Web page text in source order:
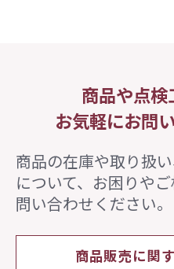
商品や点検
お気軽にお問
商品の在庫や取り扱
について、 お困りや
問い合わせください。
商品販売に関